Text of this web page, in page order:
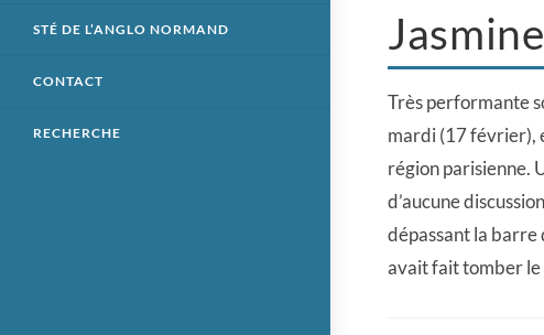
STÉ DE L’ANGLO NORMAND
CONTACT
RECHERCHE
Très performante
mardi (17 février),
région parisienne.
d’aucune
dépassant la barre
avait fait tomber le